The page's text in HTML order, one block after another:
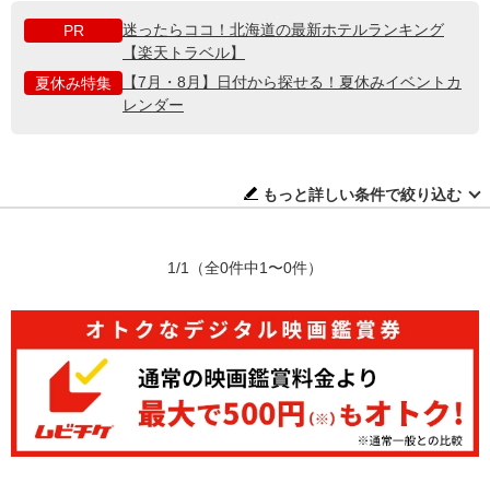
PR
迷ったらココ！北海道の最新ホテルランキング
【楽天トラベル】
夏休み特集
【7月・8月】日付から探せる！夏休みイベントカ
レンダー
もっと詳しい条件で絞り込む
1/1 （全0件中1〜0件）